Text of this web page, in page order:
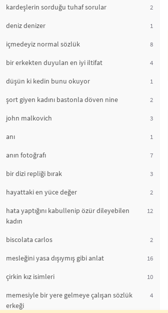
kardeşlerin sorduğu tuhaf sorular 2
deniz denizer 1
içmedeyiz normal sözlük 8
bir erkekten duyulan en iyi iltifat 4
düşün ki kedin bunu okuyor 1
şort giyen kadını bastonla döven nine 2
john malkovich 3
anı 1
anın fotoğrafı 7
bir dizi repliği bırak 3
hayattaki en yüce değer 2
hata yaptığını kabullenip özür dileyebilen
kadın
12
biscolata carlos 2
mesleğini yasa dışıymış gibi anlat 16
çirkin kız isimleri 10
memesiyle bir yere gelmeye çalışan sözlük
erkeği
4